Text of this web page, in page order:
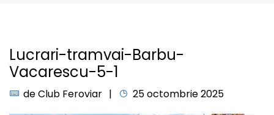
Lucrari-tramvai-Barbu-
Vacarescu-5-1
deClub Feroviar 25 octombrie 2025